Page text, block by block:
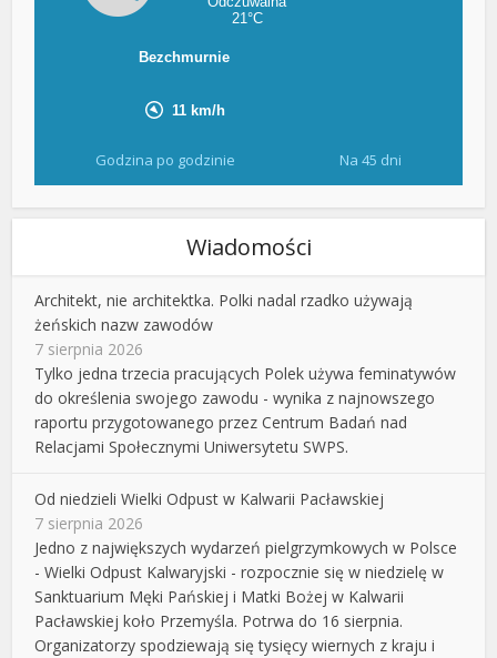
Godzina po godzinie Na 45 dni
Wiadomości
Architekt, nie architektka. Polki nadal rzadko używają
żeńskich nazw zawodów
7 sierpnia 2026
Tylko jedna trzecia pracujących Polek używa feminatywów
do określenia swojego zawodu - wynika z najnowszego
raportu przygotowanego przez Centrum Badań nad
Relacjami Społecznymi Uniwersytetu SWPS.
Od niedzieli Wielki Odpust w Kalwarii Pacławskiej
7 sierpnia 2026
Jedno z największych wydarzeń pielgrzymkowych w Polsce
- Wielki Odpust Kalwaryjski - rozpocznie się w niedzielę w
Sanktuarium Męki Pańskiej i Matki Bożej w Kalwarii
Pacławskiej koło Przemyśla. Potrwa do 16 sierpnia.
Organizatorzy spodziewają się tysięcy wiernych z kraju i